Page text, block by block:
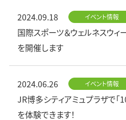
2024.09.18 イベント情報
国際スポーツ＆ウェルネスウィ
を開催します
2024.06.26 イベント情報
JR博多シティアミュプラザで「
を体験できます！